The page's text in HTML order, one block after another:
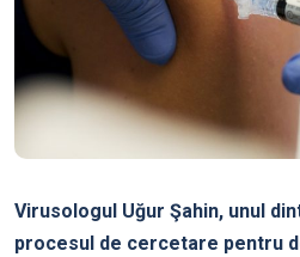
Virusologul Uğur Şahin, unul
procesul de cercetare pentru